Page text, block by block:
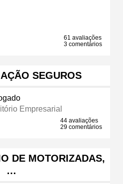
61 avaliações
3 comentários
SEGUROS
Empresarial
44 avaliações
29 comentários
DE MOTORIZADAS,
…